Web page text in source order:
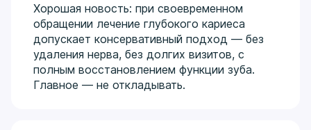
Образование и развитие:Выпускник Крымского ГМУ
им. Георгиевского (2013), ординатура (2015). Имеет
действующие сертификаты по общей практике,
ортопедии, хирургии и организации
здравоохранения. Действующий член Ассоциации
стоматологов России. Системно изучает
Хорошая новость: при своевременном
обращении лечение глубокого кариеса
допускает консервативный подход — без
удаления нерва, без долгих визитов, с
полным восстановлением функции зуба.
Главное — не откладывать.